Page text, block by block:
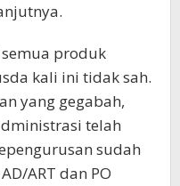
produk
kali ini tidak sah.
yang gegabah,
telah
sudah
ART dan PO